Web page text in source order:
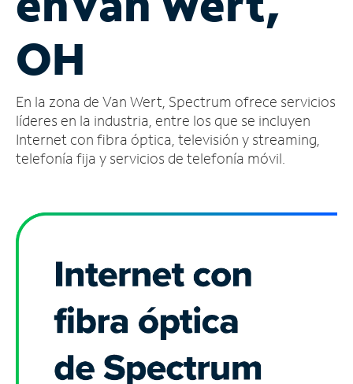
cuenta
Encuentra
tienda
OH
En la zona de Van Wert, Spectrum ofrece servicios
líderes en la industria, entre los que se incluyen
Internet con fibra óptica, televisión y streaming,
telefonía fija y servicios de telefonía móvil.